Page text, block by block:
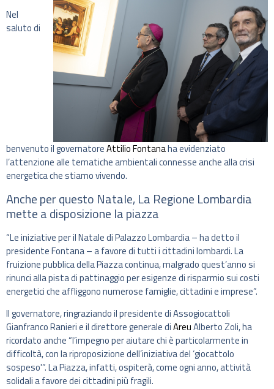
Nel
saluto di
benvenuto il governatoreAttilio Fontanaha evidenziato
l’attenzione alle tematiche ambientali connesse anche alla crisi
energetica che stiamo vivendo.
Anche per questo Natale, La Regione Lombardia
mette a disposizione la piazza
“Le iniziative per il Natale di Palazzo Lombardia – ha detto il
presidente Fontana – a favore di tutti i cittadini lombardi. La
fruizione pubblica della Piazza continua, malgrado quest’anno si
rinunci alla pista di pattinaggio per esigenze di risparmio sui costi
energetici che affliggono numerose famiglie, cittadini e imprese”.
Il governatore, ringraziando il presidente di Assogiocattoli
Gianfranco Ranieri e il direttore generale diAreuAlberto Zoli, ha
ricordato anche “l’impegno per aiutare chi è particolarmente in
difficoltà, con la riproposizione dell’iniziativa del ‘giocattolo
sospeso'”. La Piazza, infatti, ospiterà, come ogni anno, attività
solidali a favore dei cittadini più fragili.